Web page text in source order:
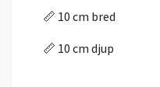
📏 10 cm bred
📏 10 cm djup